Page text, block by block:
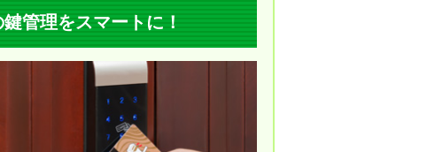
管理をスマートに！